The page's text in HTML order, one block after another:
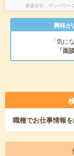
派遣会社 マンパワー
興味が
「気に
「面
職種でお仕事情報